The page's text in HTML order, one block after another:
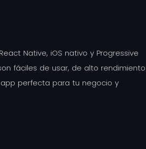
Native, iOS nativo y Progressive
fáciles de usar, de alto rendimiento
perfecta para tu negocio y